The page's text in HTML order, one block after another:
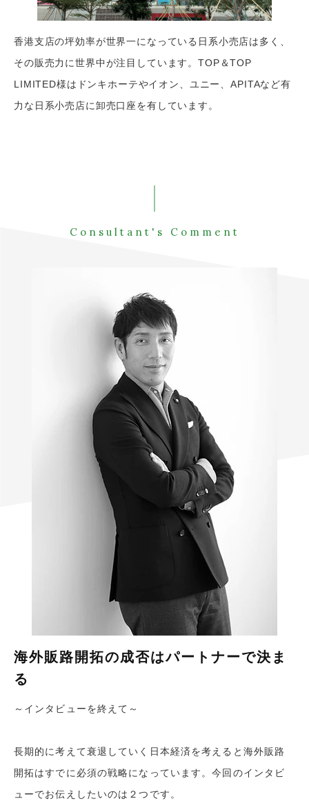
香港支店の坪効率が世界一になっている日系小売店は多く、
その販売力に世界中が注目しています。TOP＆TOP
LIMITED様はドンキホーテやイオン、ユニー、APITAなど有
力な日系小売店に卸売口座を有しています。
Consultant's Comment
海外販路開拓の成否はパートナーで決ま
る
～インタビューを終えて～
長期的に考えて衰退していく日本経済を考えると海外販路
開拓はすでに必須の戦略になっています。今回のインタビ
ューでお伝えしたいのは２つです。